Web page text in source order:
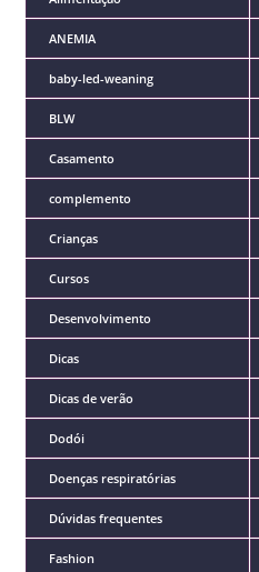
ANEMIA
baby-led-weaning
BLW
Casamento
complemento
Crianças
Cursos
Desenvolvimento
Dicas
Dicas de verão
Dodói
Doenças respiratórias
Dúvidas frequentes
Fashion